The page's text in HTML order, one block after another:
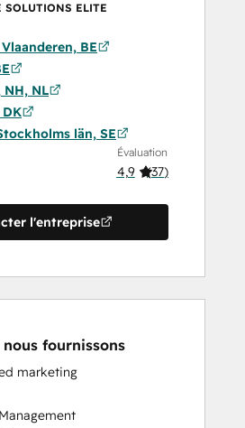
SOLUTIONS ELITE
BE
NL
län, SE
Évaluation
4,9 (37)
l'entreprise
fournissons
marketing